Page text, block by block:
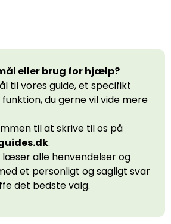
eller brug for hjælp?
til vores guide, et specifikt
du gerne vil vide mere
til at skrive til os på
.
alle henvendelser og
et personligt og sagligt svar
det bedste valg.